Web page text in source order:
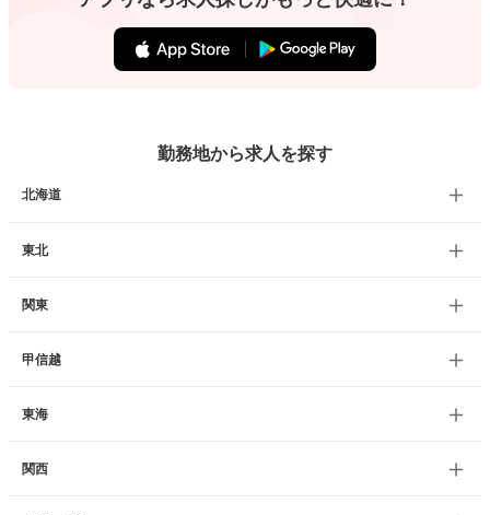
勤務地から求人を探す
北海道
東北
関東
甲信越
東海
関西